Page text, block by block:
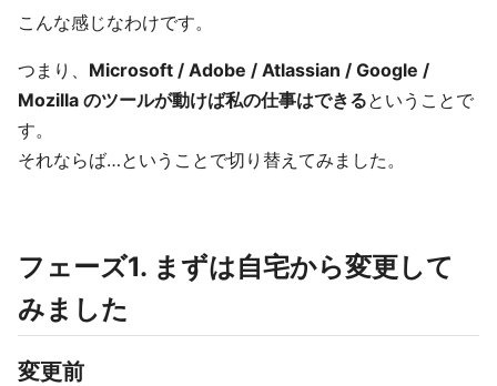
こんな感じなわけです。
つまり、 Microsoft / Adobe / Atlassian / Google /
Mozilla のツールが動けば私の仕事はできるということで
す。
それならば…ということで切り替えてみました。
フェーズ1. まずは自宅から変更して
みました
変更前